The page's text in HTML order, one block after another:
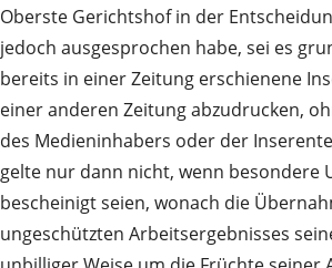
Oberste Gerichtshof in der
jedoch ausgesprochen habe, sei es
bereits in einer Zeitung erschienene
einer anderen Zeitung abzudrucken,
des Medieninhabers oder der
gelte nur dann nicht, wenn besondere
bescheinigt seien, wonach die
ungeschützten Arbeitsergebnisses